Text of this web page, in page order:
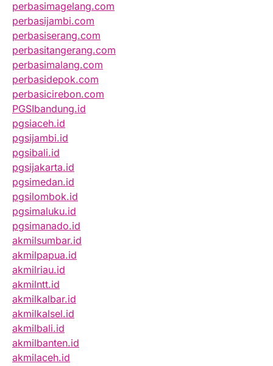
perbasimagelang.com
perbasijambi.com
perbasiserang.com
perbasitangerang.com
perbasimalang.com
perbasidepok.com
perbasicirebon.com
PGSIbandung.id
pgsiaceh.id
pgsijambi.id
pgsibali.id
pgsijakarta.id
pgsimedan.id
pgsilombok.id
pgsimaluku.id
pgsimanado.id
akmilsumbar.id
akmilpapua.id
akmilriau.id
akmilntt.id
akmilkalbar.id
akmilkalsel.id
akmilbali.id
akmilbanten.id
akmilaceh.id